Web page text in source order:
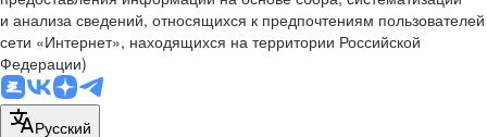
и анализа сведений, относящихся к предпочтениям пользователей
сети «Интернет», находящихся на территории Российской
Федерации)
Русский